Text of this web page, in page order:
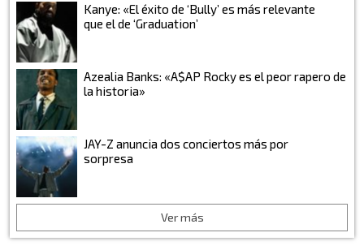
Kanye: «El éxito de ‘Bully’ es más relevante
que el de ‘Graduation’
Azealia Banks: «A$AP Rocky es el peor rapero de
la historia»
JAY-Z anuncia dos conciertos más por
sorpresa
Ver más